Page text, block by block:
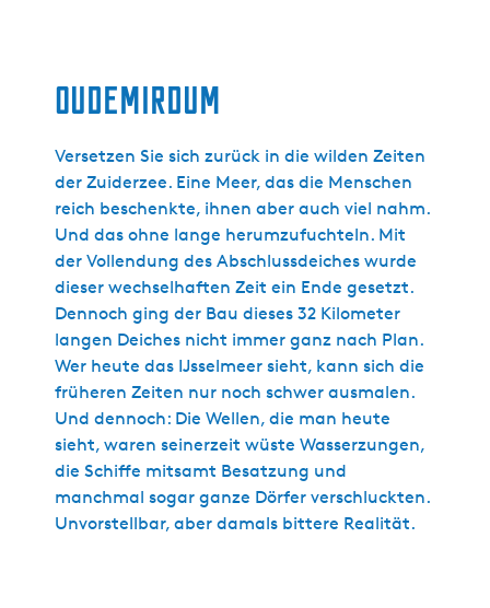
Oudemirdum
Versetzen Sie sich zurück in die wilden Zeiten
der Zuiderzee. Eine Meer, das die Menschen
reich beschenkte, ihnen aber auch viel nahm.
Und das ohne lange herumzufuchteln. Mit
der Vollendung des Abschlussdeiches wurde
dieser wechselhaften Zeit ein Ende gesetzt.
Dennoch ging der Bau dieses 32 Kilometer
langen Deiches nicht immer ganz nach Plan.
Wer heute das IJsselmeer sieht, kann sich die
früheren Zeiten nur noch schwer ausmalen.
Und dennoch: Die Wellen, die man heute
sieht, waren seinerzeit wüste Wasserzungen,
die Schiffe mitsamt Besatzung und
manchmal sogar ganze Dörfer verschluckten.
Unvorstellbar, aber damals bittere Realität.